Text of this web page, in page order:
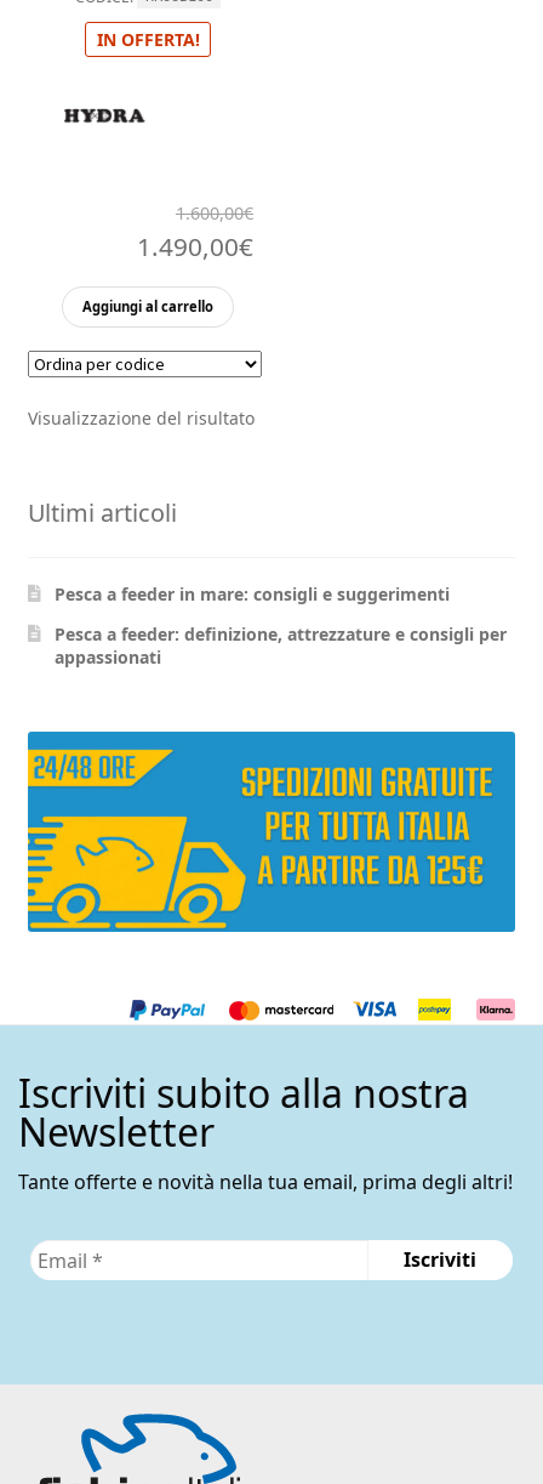
IN OFFERTA!
1.600,00€
prezzo
originale
era:
1.600,00€.
1.490,00€Il
è:
Aggiungi al carrello
Visualizzazione del risultato
Ultimi articoli
Pesca a feeder in mare: consigli e suggerimenti
Pesca a feeder: definizione, attrezzature e consigli per
appassionati
Iscriviti subito alla nostra
Newsletter
Tante offerte e novità nella tua email, prima degli altri!